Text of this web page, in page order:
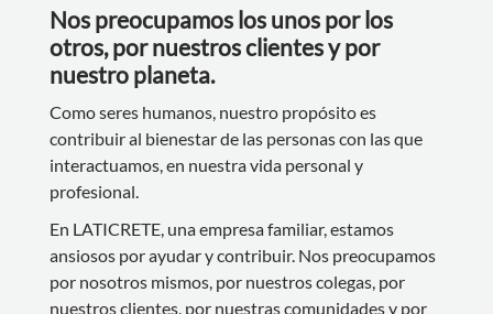
Nos preocupamos los unos por los
otros, por nuestros clientes y por
nuestro planeta.
Como seres humanos, nuestro propósito es
contribuir al bienestar de las personas con las que
interactuamos, en nuestra vida personal y
profesional.
En LATICRETE, una empresa familiar, estamos
ansiosos por ayudar y contribuir. Nos preocupamos
por nosotros mismos, por nuestros colegas, por
nuestros clientes, por nuestras comunidades y por